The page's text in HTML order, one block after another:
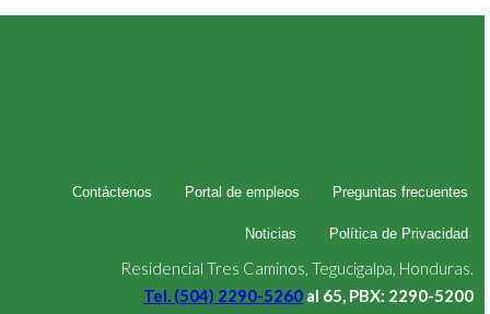
Contáctenos Portal de empleos Preguntas frecuentes
Noticias Política de Privacidad
Residencial Tres Caminos, Tegucigalpa, Honduras.
Tel. (504) 2290-5260 al 65, PBX: 2290-5200